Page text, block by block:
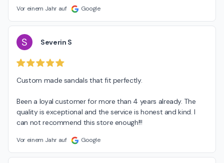
Vor einem Jahr auf Google
S Severin S
Custom made sandals that fit perfectly.
Been a loyal customer for more than 4 years already. The
quality is exceptional and the service is honest and kind. I
can not recommend this store enough!!!
Vor einem Jahr auf Google